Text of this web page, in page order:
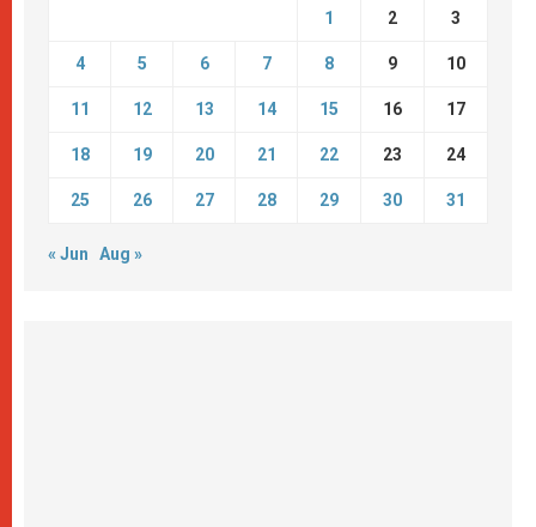
1 2 3
4 5 6 7 8 9 10
11 12 13 14 15 16 17
18 19 20 21 22 23 24
25 26 27 28 29 30 31
« Jun Aug »